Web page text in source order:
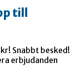
till
Snabbt besked!
erbjudanden